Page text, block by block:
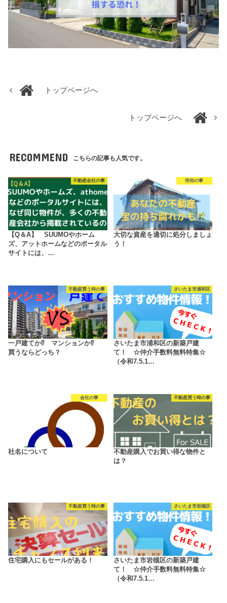
トップページへ
トップページへ
RECOMMEND こちらの記事も人気です。
不動産会社の事
【Q＆A】 SUUMOやホーム
ズ、アットホームなどのポータル
サイトには、…
売却の事
大切な資産を適切に処分しましょ
う！
不動産買う時の事
一戸建てか⁉ マンションか⁉
買うならどっち？
さいたま市浦和区
さいたま市浦和区の新築戸建
て！ ☆仲介手数料無料特集☆
（令和7.5.1…
会社の事
社名について
不動産買う時の事
不動産購入でお買い得な物件と
は？
不動産買う時の事
住宅購入にもセールがある！
さいたま市岩槻区
さいたま市岩槻区の新築戸建
て！ ☆仲介手数料無料特集☆
（令和7.5.1…